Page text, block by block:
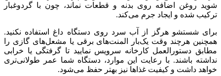
شوید روغن اضافه روی بدنه و قطعات نماند، چون با گردوغبار
ترکیب شده و ایجاد جرم می‌کند.
برای شستشو هرگز از آب سرد روی دستگاه داغ استفاده نکنید.
همچنین هرچند وقت یک‌بار المنت‌های برقی یا مشعل‌های گازی را
مطابق دستورالعمل کارخانه سرویس نمایید تا گرفتگی یا خرابی
نداشته باشند. با رعایت این موارد، دستگاه شما عمر طولانی‌تری
خواهد داشت و کیفیت غذاها نیز بهتر حفظ می‌شود.